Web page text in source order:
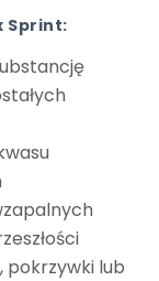
Sprint:
pokrzywki lub